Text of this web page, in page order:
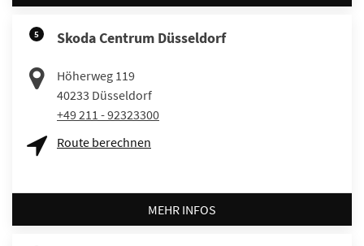
5 Skoda Centrum Düsseldorf
Höherweg 119
40233 Düsseldorf
+49 211 - 92323300
Route berechnen
MEHR INFOS